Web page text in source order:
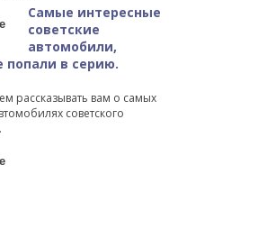
Самые интересные
советские
автомобили,
попали в серию.
рассказывать вам о самых
советского